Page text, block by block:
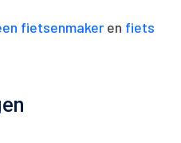
fietsenmaker en fiets